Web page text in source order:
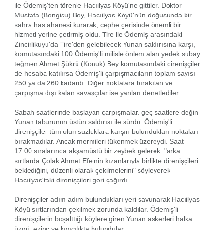
ile Ödemiş'ten törenle Hacıilyas Köyü'ne gittiler. Doktor
Mustafa (Bengisu) Bey, Hacıilyas Köyü'nün doğusunda bir
sahra hastahanesi kurarak, cephe gerisinde önemli bir
hizmeti yerine getirmiş oldu. Tire ile Ödemiş arasındaki
Zincirlikuyu'da Tire'den gelebilecek Yunan saldırısına karşı,
komutasındaki 100 Ödemiş'li milisle önlem alan yedek subay
teğmen Ahmet Şükrü (Konuk) Bey komutasındaki direnişçiler
de hesaba katılırsa Ödemiş'li çarpışmacıların toplam sayısı
250 ya da 260 kadardı. Diğer noktalara bırakılan ve
çarpışma dışı kalan savaşçılar ise yanları denetlediler.
Sabah saatlerinde başlayan çarpışmalar, geç saatlere değin
Yunan taburunun üstün saldırısı ile sürdü. Ödemiş'li
direnişçiler tüm olumsuzluklara karşın bulundukları noktaları
bırakmadılar. Ancak mermileri tükenmek üzereydi. Saat
17.00 sıralarında akşamüstü bir zeybek gelerek: "arka
sırtlarda Çolak Ahmet Efe'nin kızanlarıyla birlikte direnişçileri
beklediğini, düzenli olarak çekilmelerini" söyleyerek
Hacıilyas'taki direnişçileri geri çağırdı.
Direnişçiler adım adım bulundukları yeri savunarak Hacıilyas
Köyü sırtlarından çekilmek zorunda kaldılar. Ödemiş'li
direnişçilerin boşalttığı köylere giren Yunan askerleri halka
üzgü, ezinç ve kıyıcılıkta bulundular.